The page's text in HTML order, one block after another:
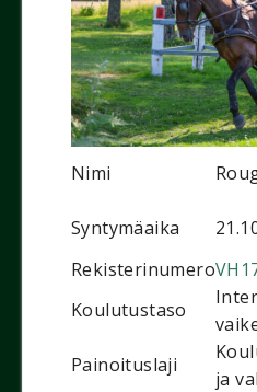
Nimi
Syntymäaika
Rekisterinumero
Koulutustaso
Painoituslaji
ja